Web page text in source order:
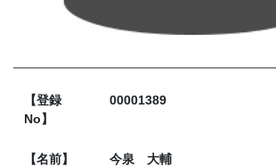
【登録
No】
00001389
【名前】 今泉 大輔